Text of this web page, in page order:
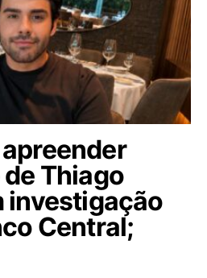
Thiago
investigação
Central;